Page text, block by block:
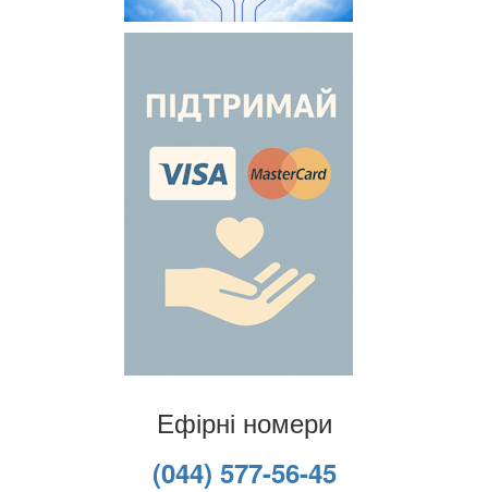
Ефірні номери
(044) 577-56-45